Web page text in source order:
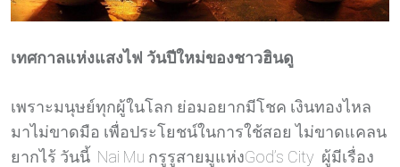
เทศกาลแห่งแสงไฟ วันปีใหม่ของชาวฮินดู
เพราะมนุษย์ทุกผู้ในโลก ย่อมอยากมีโชค เงินทองไหล
มาไม่ขาดมือ เพื่อประโยชน์ในการใช้สอย ไม่ขาดแคลน
ยากไร้ วันนี้ Nai Mu กรูรูสายมูแห่งGod’s City ผู้มีเรื่อง